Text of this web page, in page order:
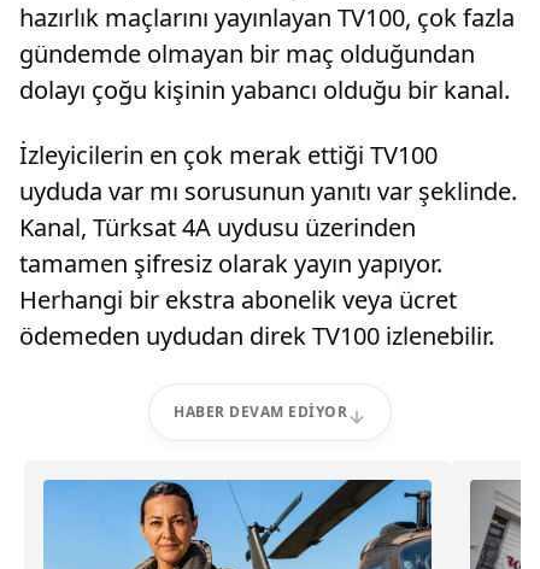
hazırlık maçlarını yayınlayan TV100, çok fazla
gündemde olmayan bir maç olduğundan
dolayı çoğu kişinin yabancı olduğu bir kanal.
İzleyicilerin en çok merak ettiği TV100
uyduda var mı sorusunun yanıtı var şeklinde.
Kanal, Türksat 4A uydusu üzerinden
tamamen şifresiz olarak yayın yapıyor.
Herhangi bir ekstra abonelik veya ücret
ödemeden uydudan direk TV100 izlenebilir.
HABER DEVAM EDIYOR